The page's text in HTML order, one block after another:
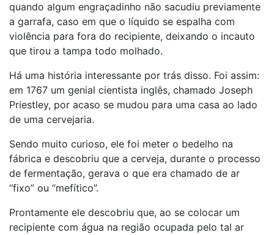
quando algum engraçadinho não sacudiu previamente
a garrafa, caso em que o líquido se espalha com
violência para fora do recipiente, deixando o incauto
que tirou a tampa todo molhado.
Há uma história interessante por trás disso. Foi assim:
em 1767 um genial cientista inglês, chamado Joseph
Priestley, por acaso se mudou para uma casa ao lado
de uma cervejaria.
Sendo muito curioso, ele foi meter o bedelho na
fábrica e descobriu que a cerveja, durante o processo
de fermentação, gerava o que era chamado de ar
“fixo” ou “mefítico”.
Prontamente ele descobriu que, ao se colocar um
recipiente com água na região ocupada pelo tal ar